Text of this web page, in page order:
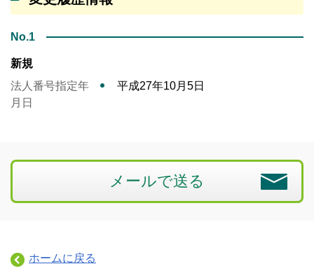
No.1
新規
法人番号指定年
月日
平成27年10月5日
メールで送る
ホームに戻る